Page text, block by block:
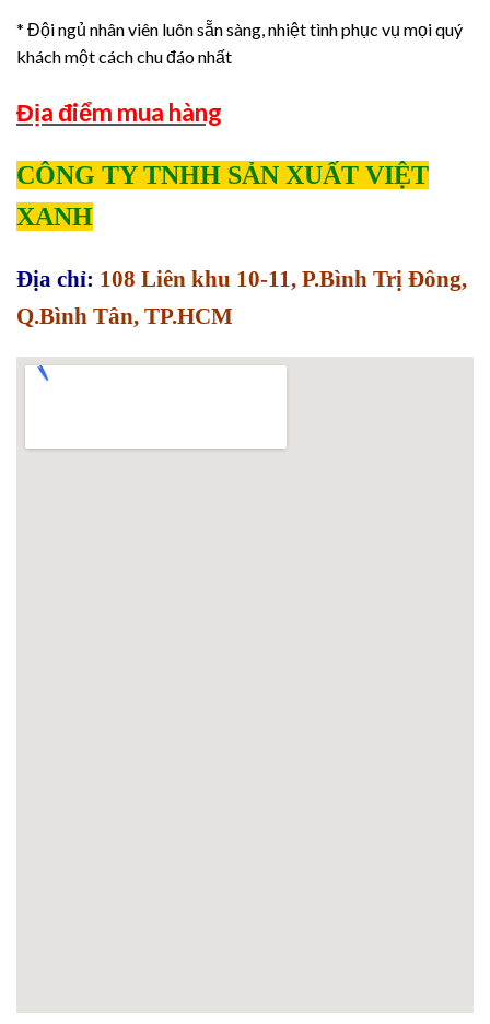
* Đội ngủ nhân viên luôn sẵn sàng, nhiệt tình phục vụ mọi quý
khách một cách chu đáo nhất
Địa điểm mua hàng
CÔNG TY TNHH SẢN XUẤT VIỆT
XANH
Địa chỉ: 108 Liên khu 10-11, P.Bình Trị Đông,
Q.Bình Tân, TP.HCM